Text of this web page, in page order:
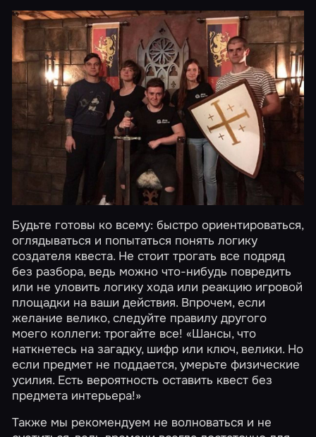
Будьте готовы ко всему: быстро ориентироваться,
оглядываться и попытаться понять логику
создателя квеста. Не стоит трогать все подряд
без разбора, ведь можно что-нибудь повредить
или не уловить логику хода или реакцию игровой
площадки на ваши действия. Впрочем, если
желание велико, следуйте правилу другого
моего коллеги: трогайте все! «Шансы, что
наткнетесь на загадку, шифр или ключ, велики. Но
если предмет не поддается, умерьте физические
усилия. Есть вероятность оставить квест без
предмета интерьера!»
Также мы рекомендуем не волноваться и не